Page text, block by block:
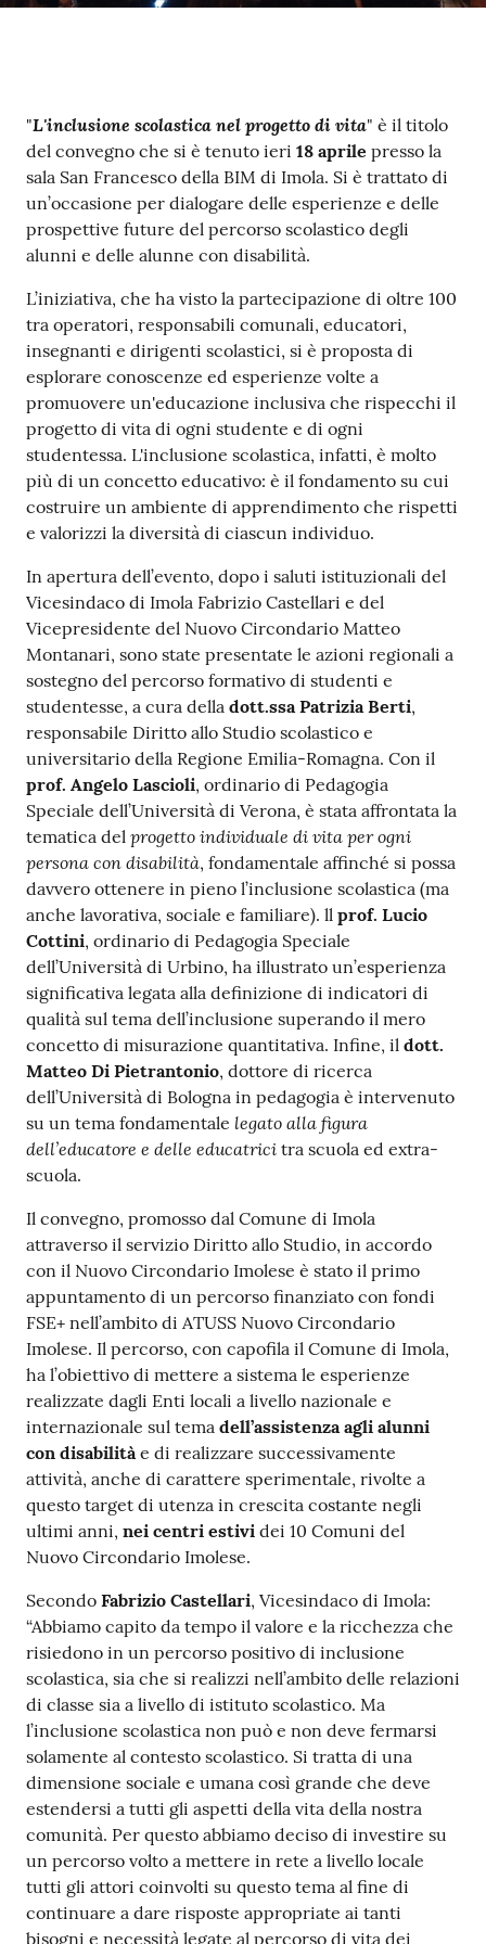
Contenuto
"L'inclusione scolastica nel progetto di vita" è il titolo
del convegno che si è tenuto ieri 18 aprile presso la
sala San Francesco della BIM di Imola. Si è trattato di
un’occasione per dialogare delle esperienze e delle
prospettive future del percorso scolastico degli
alunni e delle alunne con disabilità.
L’iniziativa, che ha visto la partecipazione di oltre 100
tra operatori, responsabili comunali, educatori,
insegnanti e dirigenti scolastici, si è proposta di
esplorare conoscenze ed esperienze volte a
promuovere un'educazione inclusiva che rispecchi il
progetto di vita di ogni studente e di ogni
studentessa. L'inclusione scolastica, infatti, è molto
più di un concetto educativo: è il fondamento su cui
costruire un ambiente di apprendimento che rispetti
e valorizzi la diversità di ciascun individuo.
In apertura dell’evento, dopo i saluti istituzionali del
Vicesindaco di Imola Fabrizio Castellari e del
Vicepresidente del Nuovo Circondario Matteo
Montanari, sono state presentate le azioni regionali a
sostegno del percorso formativo di studenti e
studentesse, a cura della dott.ssa Patrizia Berti,
responsabile Diritto allo Studio scolastico e
universitario della Regione Emilia-Romagna. Con il
prof. Angelo Lascioli, ordinario di Pedagogia
Speciale dell’Università di Verona, è stata affrontata la
tematica del progetto individuale di vita per ogni
persona con disabilità, fondamentale affinché si possa
davvero ottenere in pieno l’inclusione scolastica (ma
anche lavorativa, sociale e familiare). ll prof. Lucio
Cottini, ordinario di Pedagogia Speciale
dell’Università di Urbino, ha illustrato un’esperienza
significativa legata alla definizione di indicatori di
qualità sul tema dell’inclusione superando il mero
concetto di misurazione quantitativa. Infine, il dott.
Matteo Di Pietrantonio, dottore di ricerca
dell’Università di Bologna in pedagogia è intervenuto
su un tema fondamentale legato alla figura
dell’educatore e delle educatrici tra scuola ed extra-
scuola.
Il convegno, promosso dal Comune di Imola
attraverso il servizio Diritto allo Studio, in accordo
con il Nuovo Circondario Imolese è stato il primo
appuntamento di un percorso finanziato con fondi
FSE+ nell’ambito di ATUSS Nuovo Circondario
Imolese. Il percorso, con capofila il Comune di Imola,
ha l’obiettivo di mettere a sistema le esperienze
realizzate dagli Enti locali a livello nazionale e
internazionale sul tema dell’assistenza agli alunni
con disabilità e di realizzare successivamente
attività, anche di carattere sperimentale, rivolte a
questo target di utenza in crescita costante negli
ultimi anni, nei centri estivi dei 10 Comuni del
Nuovo Circondario Imolese.
Secondo Fabrizio Castellari, Vicesindaco di Imola:
“Abbiamo capito da tempo il valore e la ricchezza che
risiedono in un percorso positivo di inclusione
scolastica, sia che si realizzi nell’ambito delle relazioni
di classe sia a livello di istituto scolastico. Ma
l’inclusione scolastica non può e non deve fermarsi
solamente al contesto scolastico. Si tratta di una
dimensione sociale e umana così grande che deve
estendersi a tutti gli aspetti della vita della nostra
comunità. Per questo abbiamo deciso di investire su
un percorso volto a mettere in rete a livello locale
tutti gli attori coinvolti su questo tema al fine di
continuare a dare risposte appropriate ai tanti
bisogni e necessità legate al percorso di vita dei